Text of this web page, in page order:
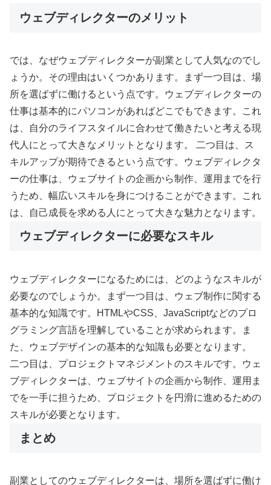
ウェブディレクターのメリット
では、なぜウェブディレクターが副業として人気なのでし
ょうか。その理由はいくつかあります。まず一つ目は、場
所を選ばずに働けるという点です。ウェブディレクターの
仕事は基本的にパソコンがあればどこでもできます。これ
は、自分のライフスタイルに合わせて働きたいと考える現
代人にとって大きなメリットとなります。 二つ目は、ス
キルアップが期待できるという点です。ウェブディレクタ
ーの仕事は、ウェブサイトの企画から制作、運用までを行
うため、幅広いスキルを身につけることができます。これ
は、自己成長を求める人にとって大きな魅力となります。
ウェブディレクターに必要なスキル
ウェブディレクターになるためには、どのようなスキルが
必要なのでしょうか。まず一つ目は、ウェブ制作に関する
基本的な知識です。HTMLやCSS、JavaScriptなどのプロ
グラミング言語を理解していることが求められます。ま
た、ウェブデザインの基本的な知識も必要となります。
二つ目は、プロジェクトマネジメントのスキルです。ウェ
ブディレクターは、ウェブサイトの企画から制作、運用ま
でを一手に担うため、プロジェクトを円滑に進めるための
スキルが必要となります。
まとめ
副業としてのウェブディレクターは、場所を選ばずに働け